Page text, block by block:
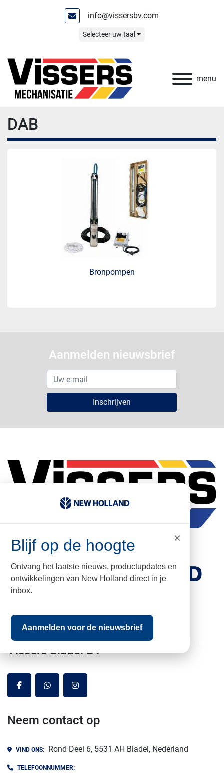
info@vissersbv.com
Selecteer uw taal
menu
DAB
Bronpompen
Aanmelden nieuwsbrief
Inschrijven
BTW nr: NL009502579B01
Vissers Bladel BV
facebookwhatsappinstagram
Neem contact op
VIND ONS: Rond Deel 6, 5531 AH Bladel, Nederland
TELEFOONNUMMER:
×
Blijf op de hoogte
Ontvang het laatste nieuws, productupdates en
ontwikkelingen van New Holland direct in je
inbox.
Aanmelden voor de nieuwsbrief